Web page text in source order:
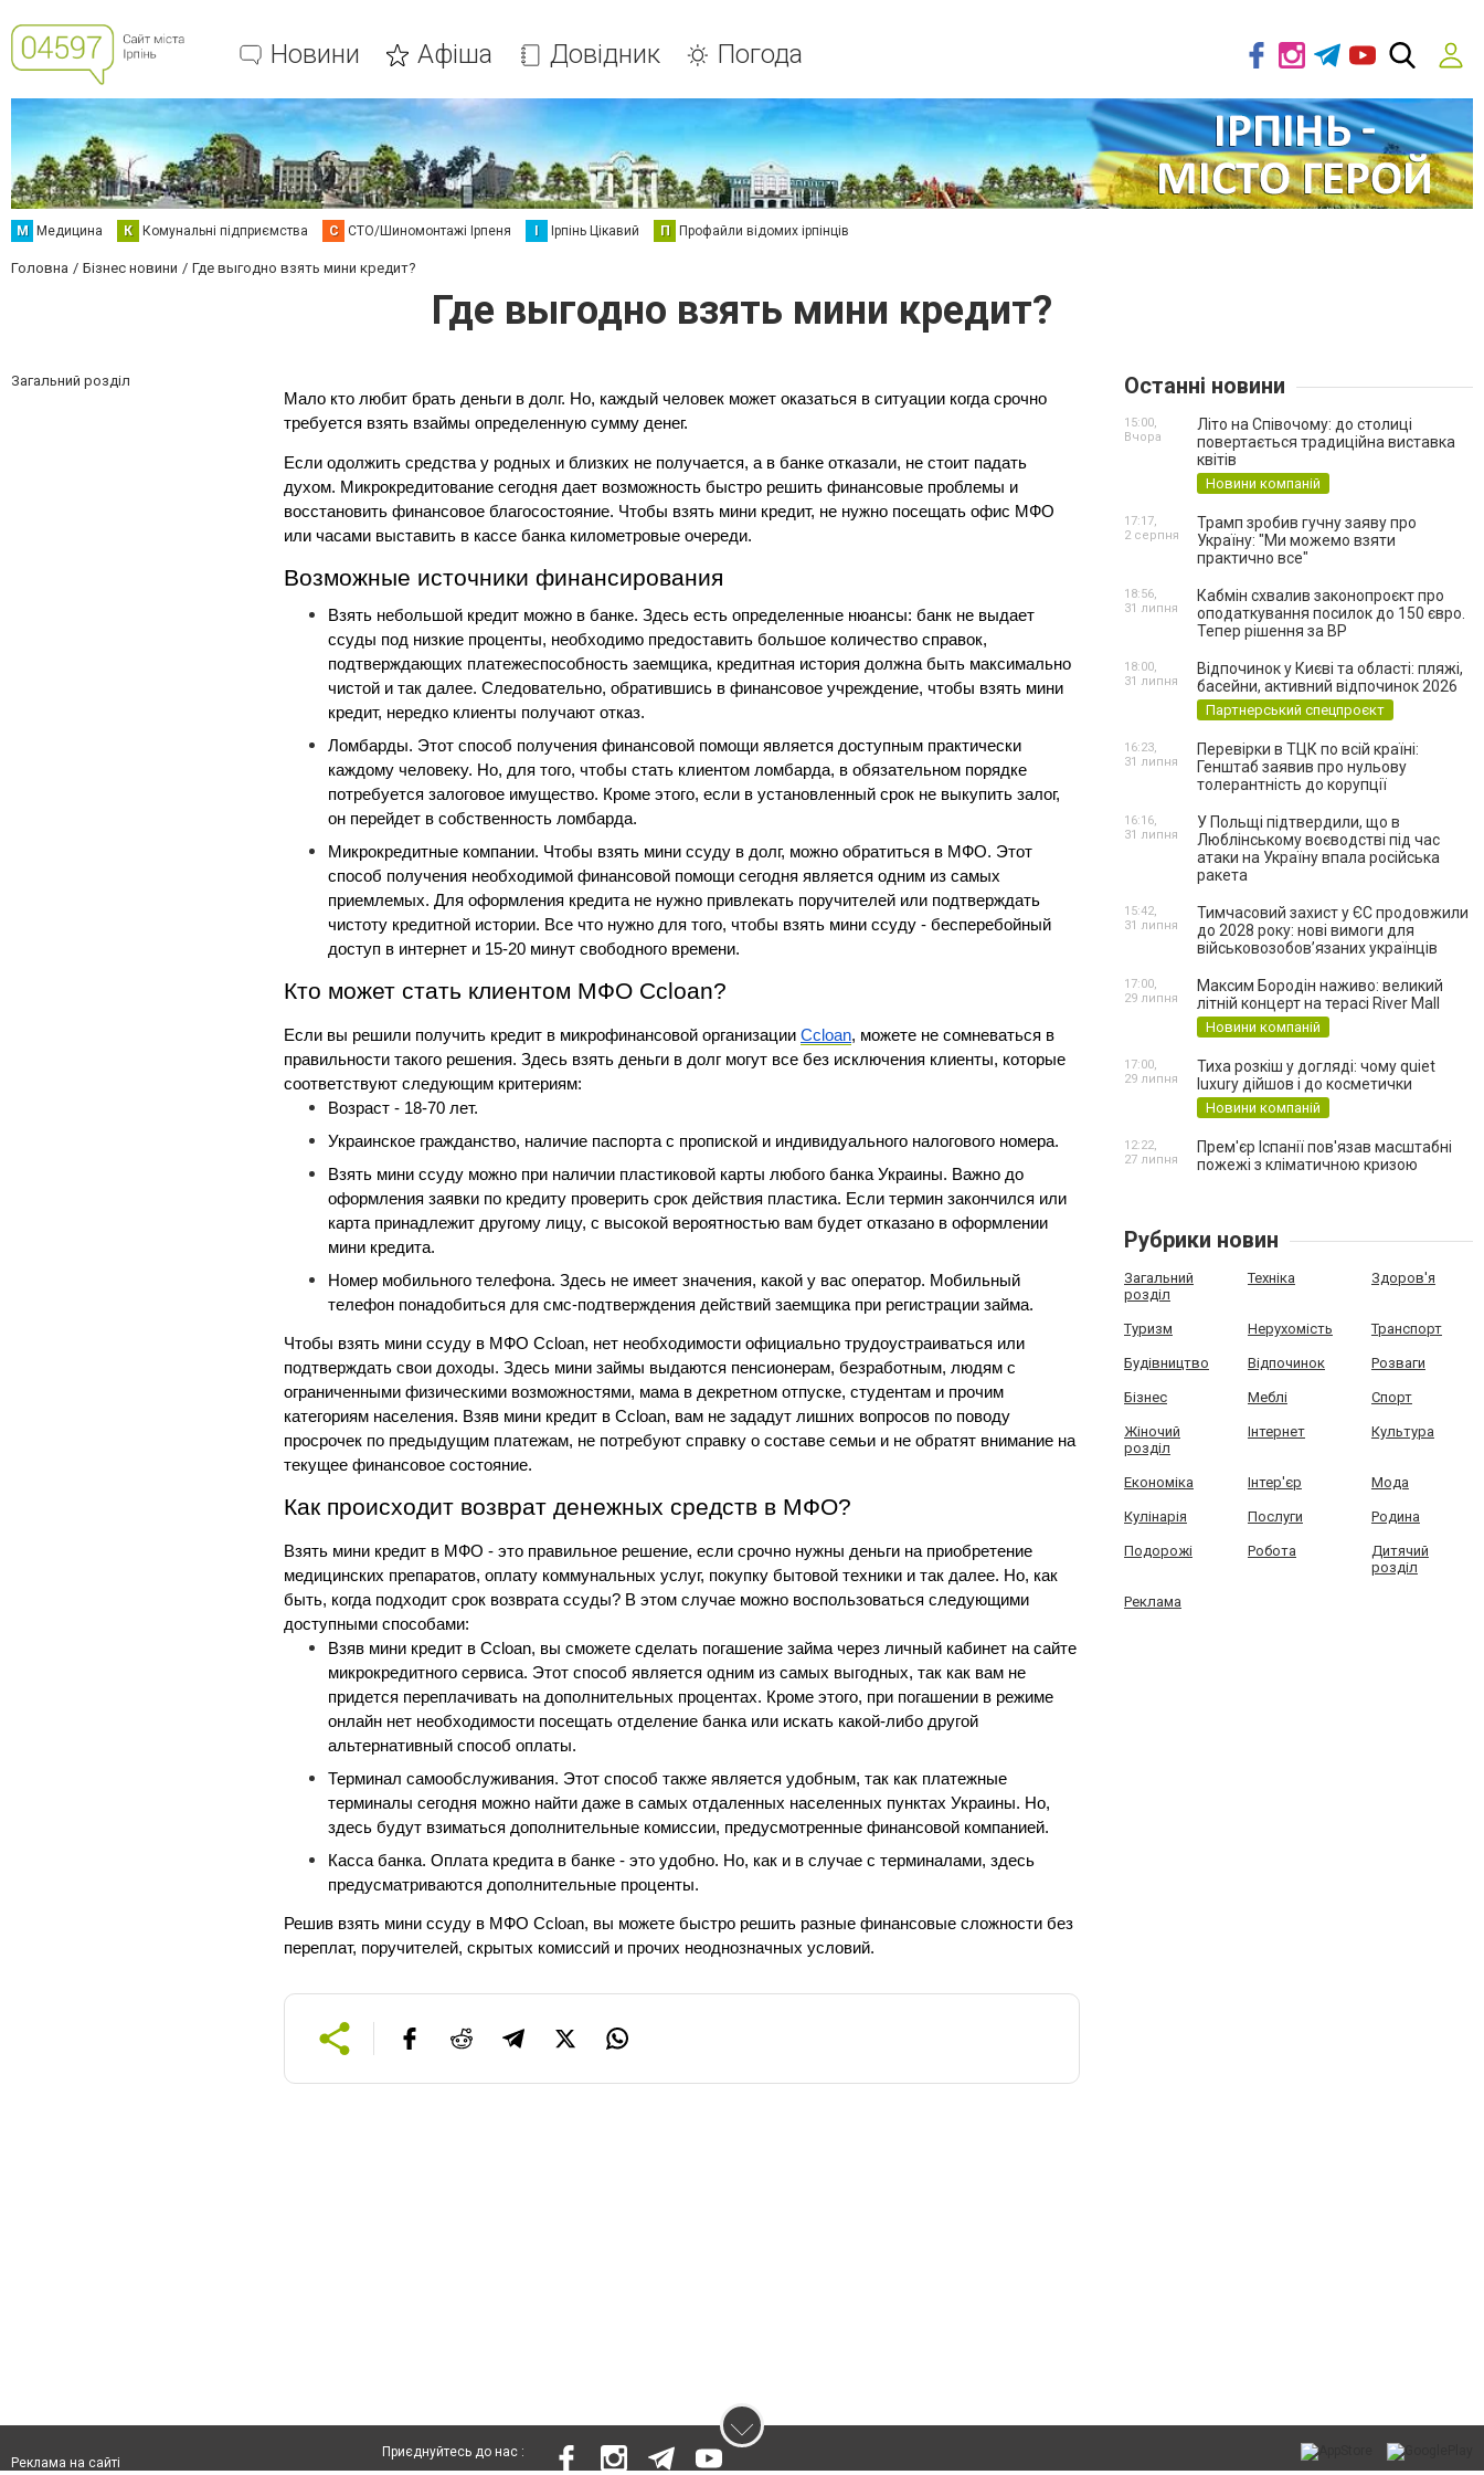
Новини Афіша Довідник Погода
М Медицина К Комунальні підприємства С СТО/Шиномонтажі Ірпеня І Ірпінь Цікавий П Профайли відомих ірпінців
Головна Бізнес новини Где выгодно взять мини кредит?
Где выгодно взять мини кредит?
Загальний розділ
Мало кто любит брать деньги в долг. Но, каждый человек может оказаться в ситуации когда срочно
требуется взять взаймы определенную сумму денег.
Если одолжить средства у родных и близких не получается, а в банке отказали, не стоит падать
духом. Микрокредитование сегодня дает возможность быстро решить финансовые проблемы и
восстановить финансовое благосостояние. Чтобы взять мини кредит, не нужно посещать офис МФО
или часами выставить в кассе банка километровые очереди.
Возможные источники финансирования
Взять небольшой кредит можно в банке. Здесь есть определенные нюансы: банк не выдает
ссуды под низкие проценты, необходимо предоставить большое количество справок,
подтверждающих платежеспособность заемщика, кредитная история должна быть максимально
чистой и так далее. Следовательно, обратившись в финансовое учреждение, чтобы взять мини
кредит, нередко клиенты получают отказ.
Ломбарды. Этот способ получения финансовой помощи является доступным практически
каждому человеку. Но, для того, чтобы стать клиентом ломбарда, в обязательном порядке
потребуется залоговое имущество. Кроме этого, если в установленный срок не выкупить залог,
он перейдет в собственность ломбарда.
Микрокредитные компании. Чтобы взять мини ссуду в долг, можно обратиться в МФО. Этот
способ получения необходимой финансовой помощи сегодня является одним из самых
приемлемых. Для оформления кредита не нужно привлекать поручителей или подтверждать
чистоту кредитной истории. Все что нужно для того, чтобы взять мини ссуду - бесперебойный
доступ в интернет и 15-20 минут свободного времени.
Кто может стать клиентом МФО Ccloan?
Если вы решили получить кредит в микрофинансовой организации Ccloan, можете не сомневаться в
правильности такого решения. Здесь взять деньги в долг могут все без исключения клиенты, которые
соответствуют следующим критериям:
Возраст - 18-70 лет.
Украинское гражданство, наличие паспорта с пропиской и индивидуального налогового номера.
Взять мини ссуду можно при наличии пластиковой карты любого банка Украины. Важно до
оформления заявки по кредиту проверить срок действия пластика. Если термин закончился или
карта принадлежит другому лицу, с высокой вероятностью вам будет отказано в оформлении
мини кредита.
Номер мобильного телефона. Здесь не имеет значения, какой у вас оператор. Мобильный
телефон понадобиться для смс-подтверждения действий заемщика при регистрации займа.
Чтобы взять мини ссуду в МФО Ccloan, нет необходимости официально трудоустраиваться или
подтверждать свои доходы. Здесь мини займы выдаются пенсионерам, безработным, людям с
ограниченными физическими возможностями, мама в декретном отпуске, студентам и прочим
категориям населения. Взяв мини кредит в Ccloan, вам не зададут лишних вопросов по поводу
просрочек по предыдущим платежам, не потребуют справку о составе семьи и не обратят внимание на
текущее финансовое состояние.
Как происходит возврат денежных средств в МФО?
Взять мини кредит в МФО - это правильное решение, если срочно нужны деньги на приобретение
медицинских препаратов, оплату коммунальных услуг, покупку бытовой техники и так далее. Но, как
быть, когда подходит срок возврата ссуды? В этом случае можно воспользоваться следующими
доступными способами:
Взяв мини кредит в Ccloan, вы сможете сделать погашение займа через личный кабинет на сайте
микрокредитного сервиса. Этот способ является одним из самых выгодных, так как вам не
придется переплачивать на дополнительных процентах. Кроме этого, при погашении в режиме
онлайн нет необходимости посещать отделение банка или искать какой-либо другой
альтернативный способ оплаты.
Терминал самообслуживания. Этот способ также является удобным, так как платежные
терминалы сегодня можно найти даже в самых отдаленных населенных пунктах Украины. Но,
здесь будут взиматься дополнительные комиссии, предусмотренные финансовой компанией.
Касса банка. Оплата кредита в банке - это удобно. Но, как и в случае с терминалами, здесь
предусматриваются дополнительные проценты.
Решив взять мини ссуду в МФО Ccloan, вы можете быстро решить разные финансовые сложности без
переплат, поручителей, скрытых комиссий и прочих неоднозначных условий.
Останні новини
Літо на Співочому: до столиці
повертається традиційна виставка
квітів
Новини компаній
15:00,
Вчора
Трамп зробив гучну заяву про
Україну: "Ми можемо взяти
практично все"
17:17,
2 серпня
Кабмін схвалив законопроєкт про
оподаткування посилок до 150 євро.
Тепер рішення за ВР
18:56,
31 липня
Відпочинок у Києві та області: пляжі,
басейни, активний відпочинок 2026
Партнерський спецпроєкт
18:00,
31 липня
Перевірки в ТЦК по всій країні:
Генштаб заявив про нульову
толерантність до корупції
16:23,
31 липня
У Польщі підтвердили, що в
Люблінському воєводстві під час
атаки на Україну впала російська
ракета
16:16,
31 липня
Тимчасовий захист у ЄС продовжили
до 2028 року: нові вимоги для
військовозобов’язаних українців
15:42,
31 липня
Максим Бородін наживо: великий
літній концерт на терасі River Mall
Новини компаній
17:00,
29 липня
Тиха розкіш у догляді: чому quiet
luxury дійшов і до косметички
Новини компаній
17:00,
29 липня
Прем'єр Іспанії пов'язав масштабні
пожежі з кліматичною кризою
12:22,
27 липня
Рубрики новин
Загальний
розділ
Техніка Здоров'я
Туризм Нерухомість Транспорт
Будівництво Відпочинок Розваги
Бізнес Меблі Спорт
Жіночий
розділ
Інтернет Культура
Економіка Інтер'єр Мода
Кулінарія Послуги Родина
Подорожі Робота
Дитячий
розділ
Реклама
Реклама на сайті
Приєднуйтесь до нас :